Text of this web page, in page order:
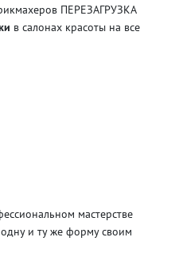
ПЕРЕЗАГРУЗКА
в салонах красоты на все
мастерстве
и ту же форму своим